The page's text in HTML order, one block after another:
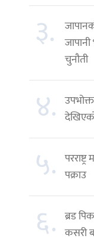
३.
चुनौती
४.
५. पक्राउ
६. ब्रड
कसरी